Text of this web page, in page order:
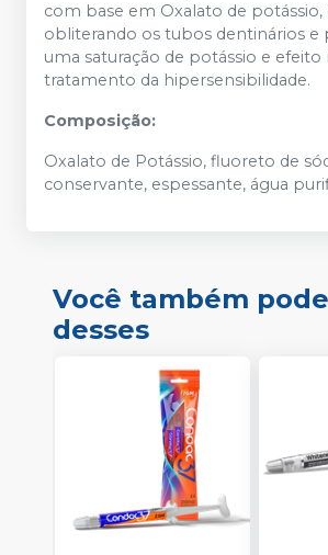
com base em Oxalato de potássio,
obliterando os tubos dentinários
uma saturação de potássio e efeito
tratamento da hipersensibilidade.
Composição:
Oxalato de Potássio, fluoreto de
conservante, espessante, água
Você também
desses